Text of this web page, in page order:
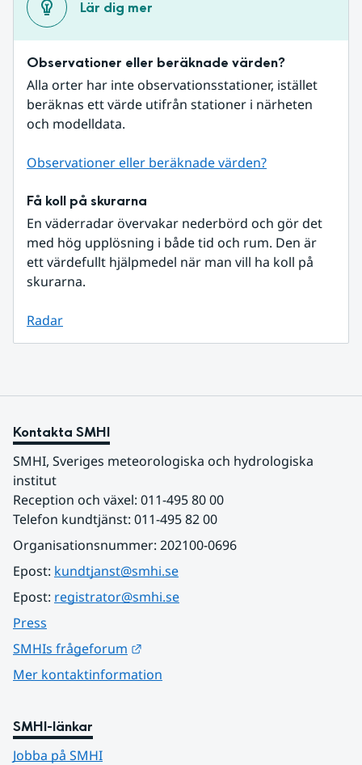
Lär dig mer
Observationer eller beräknade värden?
Alla orter har inte observationsstationer, istället
beräknas ett värde utifrån stationer i närheten
och modelldata.
Observationer eller beräknade värden?
Få koll på skurarna
En väderradar övervakar nederbörd och gör det
med hög upplösning i både tid och rum. Den är
ett värdefullt hjälpmedel när man vill ha koll på
skurarna.
Radar
Kontakta SMHI
SMHI, Sveriges meteorologiska och hydrologiska
institut
Reception och växel: 011-495 80 00
Telefon kundtjänst: 011-495 82 00
Organisationsnummer: 202100-0696
Epost: kundtjanst@smhi.se
Epost: registrator@smhi.se
Press
SMHIs frågeforum
Mer kontaktinformation
SMHI-länkar
Jobba på SMHI